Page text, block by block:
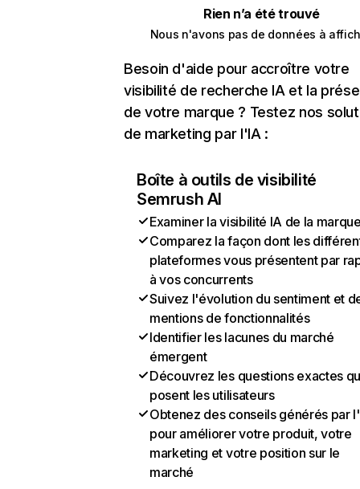
Rien n’a été trouvé
Nous n'avons pas de données à
Besoin d'aide pour accroître votre
visibilité de recherche IA et la
de votre marque ? Testez nos
de marketing par l'IA :
Boîte à outils de visibilité
Semrush AI
Examiner la visibilité IA de la
Comparez la façon dont les
plateformes vous présentent par
à vos concurrents
Suivez l'évolution du sentiment et
mentions de fonctionnalités
Identifier les lacunes du marché
émergent
Découvrez les questions exactes
posent les utilisateurs
Obtenez des conseils générés par
pour améliorer votre produit, votre
marketing et votre position sur le
marché